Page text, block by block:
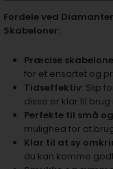
Fordele ved
Skabeloner:
Præcise
for et ensartet og
Tidseffektiv: Slip
disse er klar til
Perfekte til små
mulighed for at
Klar til at sy
du kan komme